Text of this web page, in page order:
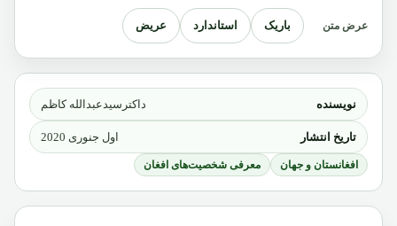
نویسنده داکترسیدعبدالله کاظم
تاریخ انتشار اول جنوری 2020
افغانستان و جهان معرفی شخصیت‌های افغان
عرض متن باریک استاندارد عریض